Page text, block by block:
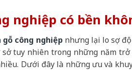
nghiệp có bền
gỗ công nghiệp nhưng lại lo sợ
sở tuy nhiên trong những năm
Dưới đây là những ưu và